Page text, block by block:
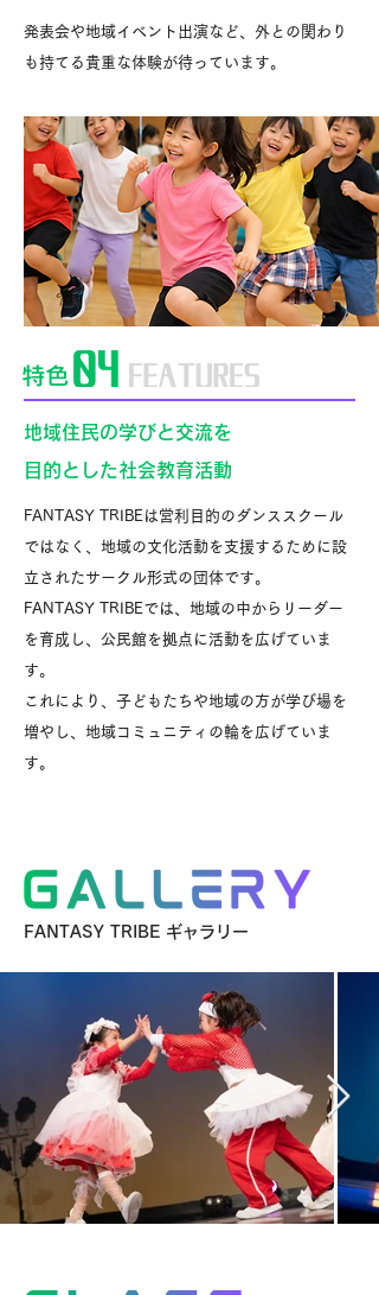
発表会や地域イベント出演など、外との関わり
も持てる貴重な体験が待っています。
地域住民の学びと交流を
目的とした社会教育活動
FANTASY TRIBEは営利目的のダンススクール
ではなく、地域の文化活動を支援するために設
立されたサークル形式の団体です。
FANTASY TRIBEでは、地域の中からリーダー
を育成し、公民館を拠点に活動を広げていま
す。
これにより、子どもたちや地域の方が学び場を
増やし、地域コミュニティの輪を広げていま
す。
FANTASY TRIBE ギャラリー